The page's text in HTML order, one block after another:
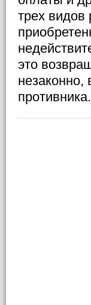
трех видов
это
противника.